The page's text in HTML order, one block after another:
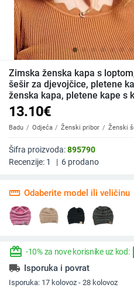
Zimska ženska kapa s
šešir za djevojčice, pletene
ženska kapa, pletene kape s
13.10€
Badu Odjeća Ženski pribor Ženski
Šifra proizvoda:895790
Recenzije: 1 | 6 prodano
straighten Odaberite model ili veličinu
redeem -10% za nove korisnike uz kod:
local_shipping Isporuka i povrat
Isporuka: 17 kolovoz - 28 kolovoz